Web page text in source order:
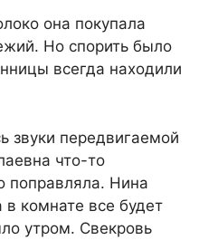
она покупала
Но спорить было
всегда находили
звуки передвигаемой
что-то
поправляла. Нина
в комнате все будет
утром. Свекровь